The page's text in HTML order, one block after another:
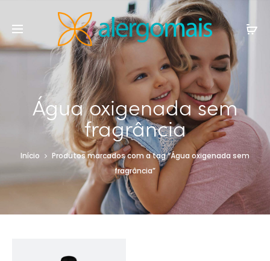
Água oxigenada sem
fragrância
Início
Produtos marcados com a tag “Água oxigenada sem
fragrância”